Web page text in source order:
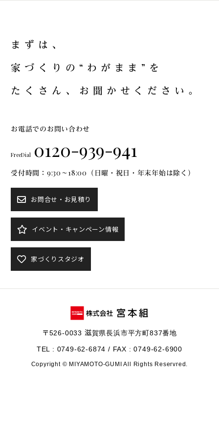
ま ず は 、
家 づ く り の “ わ が ま ま ” を
た く さ ん 、 お 聞 か せ く だ さ い 。
お電話でのお問い合わせ
FreeDial 0120-939-941
受付時間：9:30～18:00（日曜・祝日・年末年始は除く）
お問合せ・お見積り
イベント・キャンペーン情報
家づくりスタジオ
〒526-0033 滋賀県長浜市平方町837番地
TEL : 0749-62-6874 / FAX : 0749-62-6900
Copyright © MIYAMOTO-GUMI All Rights Reservred.